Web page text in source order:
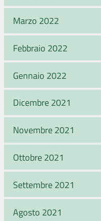
Marzo 2022
Febbraio 2022
Gennaio 2022
Dicembre 2021
Novembre 2021
Ottobre 2021
Settembre 2021
Agosto 2021